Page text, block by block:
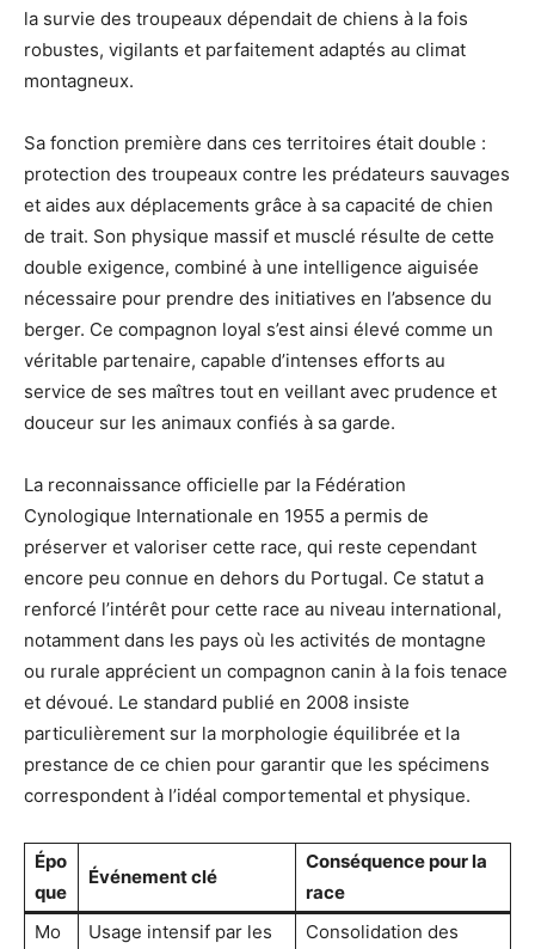
la survie des troupeaux dépendait de chiens à la fois
robustes, vigilants et parfaitement adaptés au climat
montagneux.
Sa fonction première dans ces territoires était double :
protection des troupeaux contre les prédateurs sauvages
et aides aux déplacements grâce à sa capacité de chien
de trait. Son physique massif et musclé résulte de cette
double exigence, combiné à une intelligence aiguisée
nécessaire pour prendre des initiatives en l’absence du
berger. Ce compagnon loyal s’est ainsi élevé comme un
véritable partenaire, capable d’intenses efforts au
service de ses maîtres tout en veillant avec prudence et
douceur sur les animaux confiés à sa garde.
La reconnaissance officielle par la Fédération
Cynologique Internationale en 1955 a permis de
préserver et valoriser cette race, qui reste cependant
encore peu connue en dehors du Portugal. Ce statut a
renforcé l’intérêt pour cette race au niveau international,
notamment dans les pays où les activités de montagne
ou rurale apprécient un compagnon canin à la fois tenace
et dévoué. Le standard publié en 2008 insiste
particulièrement sur la morphologie équilibrée et la
prestance de ce chien pour garantir que les spécimens
correspondent à l’idéal comportemental et physique.
Épo
que
Événement clé
Conséquence pour la
race
Mo
Usage intensif par les
Consolidation des